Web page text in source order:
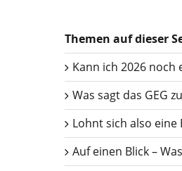
Themen auf dieser
Kann ich 2026
Was sagt das GEG
Lohnt sich also
Auf einen Blick –